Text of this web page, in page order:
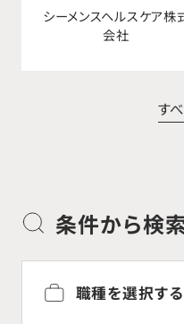
シーメンスヘルスケア株
会社
す
条件から検
職種を選択する